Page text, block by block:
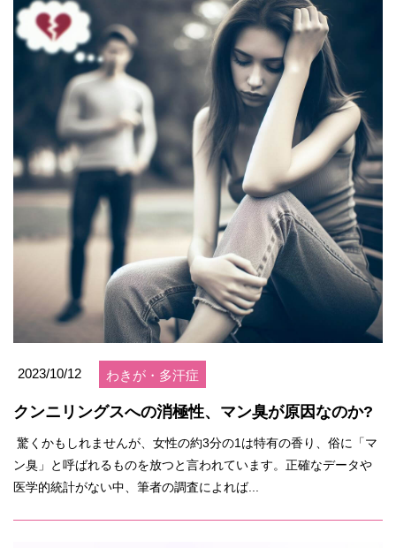
2023/10/12 わきが・多汗症
クンニリングスへの消極性、マン臭が原因なのか?
驚くかもしれませんが、女性の約3分の1は特有の香り、俗に「マ
ン臭」と呼ばれるものを放つと言われています。正確なデータや
医学的統計がない中、筆者の調査によれば...